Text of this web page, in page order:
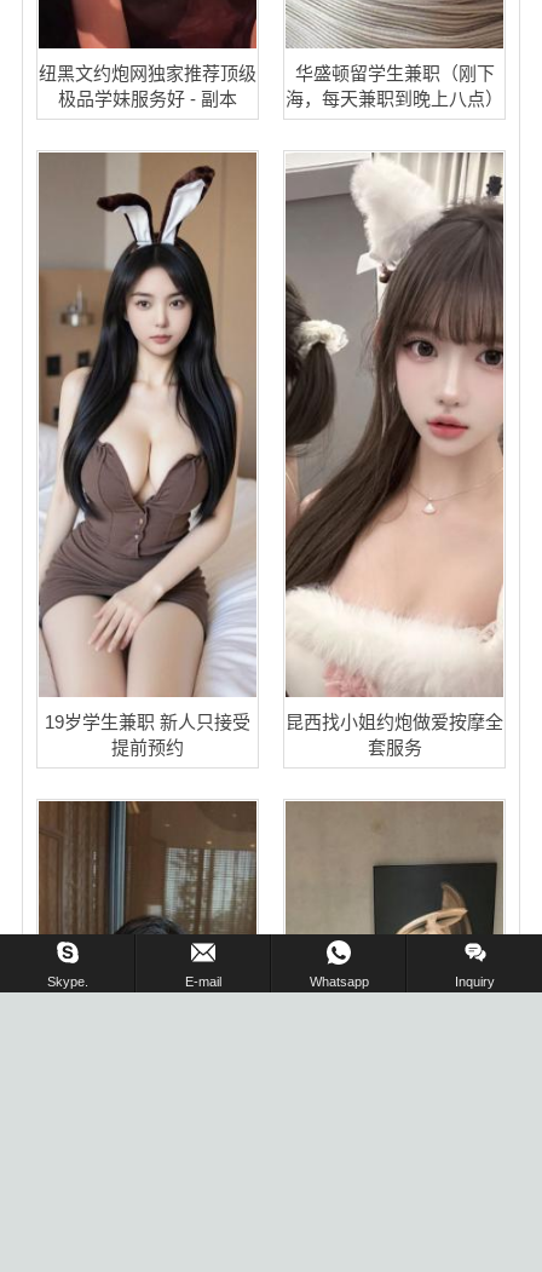
纽黑文约炮网独家推荐顶级
极品学妹服务好 - 副本
华盛顿留学生兼职（刚下
海，每天兼职到晚上八点）
19岁学生兼职 新人只接受
提前预约
昆西找小姐约炮做爱按摩全
套服务
Skype. E-mail Whatsapp Inquiry
在线留言 !